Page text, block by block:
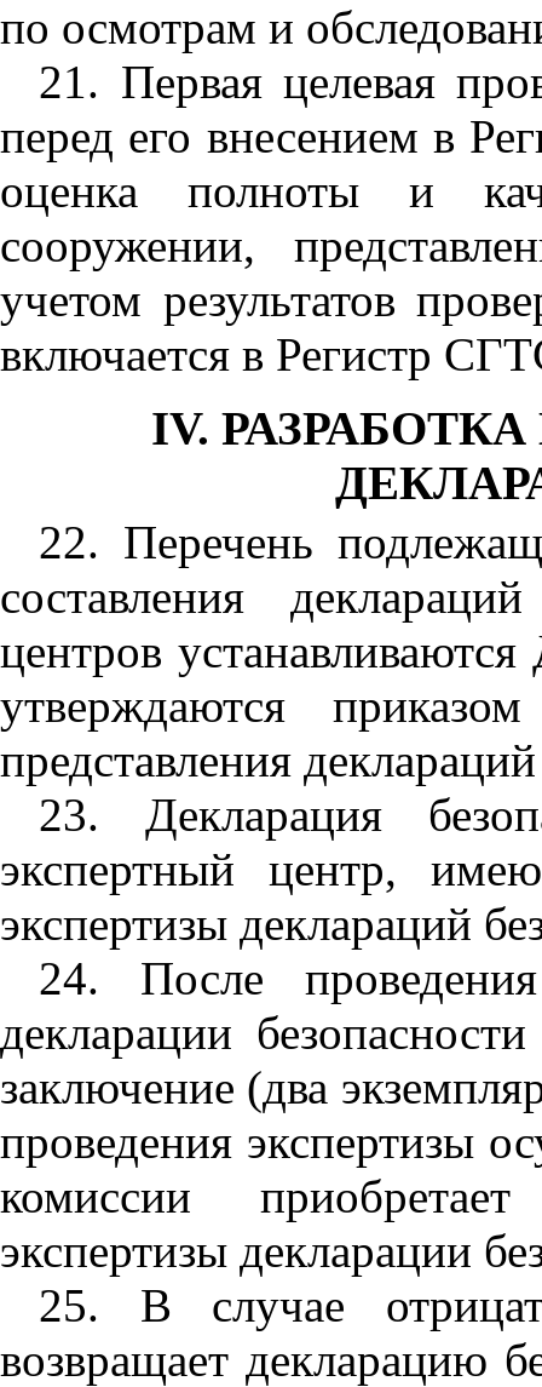
по осмотрам и
21. Первая целевая
перед его внесением в
оценка полноты и
сооружении,
учетом результатов
включается в Регистр
IV.
22. Перечень
составления
центров
утверждаются
представления
23. Декларация
экспертный центр,
экспертизы деклараций
24. После
декларации
заключение (два
проведения экспертизы
комиссии
экспертизы декларации
25. В случае
возвращает декларацию